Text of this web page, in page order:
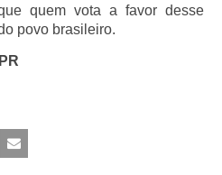
quem vota a favor desse
povo brasileiro.